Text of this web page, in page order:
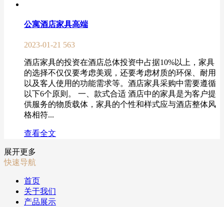
公寓酒店家具高端
2023-01-21 563
酒店家具的投资在酒店总体投资中占据10%以上，家具
的选择不仅仅要考虑美观，还要考虑材质的环保、耐用
以及客人使用的功能需求等。酒店家具采购中需要遵循
以下6个原则。 一、款式合适 酒店中的家具是为客户提
供服务的物质载体，家具的个性和样式应与酒店整体风
格相符...
查看全文
展开更多
快速导航
首页
关于我们
产品展示